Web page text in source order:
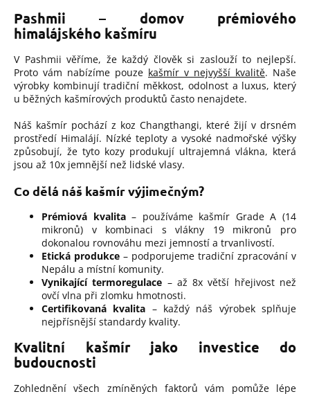
Pashmii – domov prémiového
himalájského kašmíru
V Pashmii věříme, že každý člověk si zaslouží to nejlepší.
Proto vám nabízíme pouze kašmír v nejvyšší kvalitě. Naše
výrobky kombinují tradiční měkkost, odolnost a luxus, který
u běžných kašmírových produktů často nenajdete.
Náš kašmír pochází z koz Changthangi, které žijí v drsném
prostředí Himalájí. Nízké teploty a vysoké nadmořské výšky
způsobují, že tyto kozy produkují ultrajemná vlákna, která
jsou až 10x jemnější než lidské vlasy.
Co dělá náš kašmír výjimečným?
Prémiová kvalita– používáme kašmír Grade A (14
mikronů) v kombinaci s vlákny 19 mikronů pro
dokonalou rovnováhu mezi jemností a trvanlivostí.
Etická produkce – podporujeme tradiční zpracování v
Nepálu a místní komunity.
Vynikající termoregulace – až 8x větší hřejivost než
ovčí vlna při zlomku hmotnosti.
Certifikovaná kvalita – každý náš výrobek splňuje
nejpřísnější standardy kvality.
Kvalitní kašmír jako investice do
budoucnosti
Zohlednění všech zmíněných faktorů vám pomůže lépe